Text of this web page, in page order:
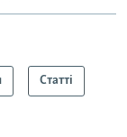
Статті